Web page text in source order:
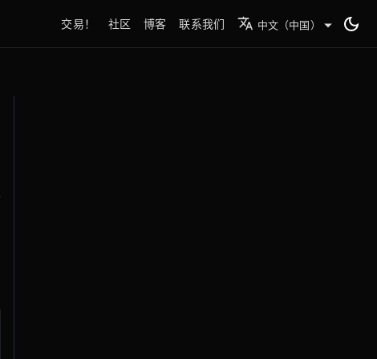
交易！ 社区 博客 联系我们 中文（中国）